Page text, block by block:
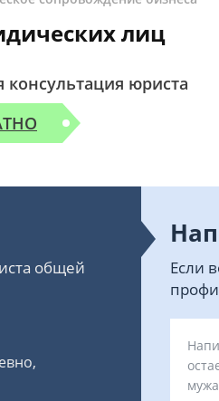
лиц
консультация юриста
общей
Если